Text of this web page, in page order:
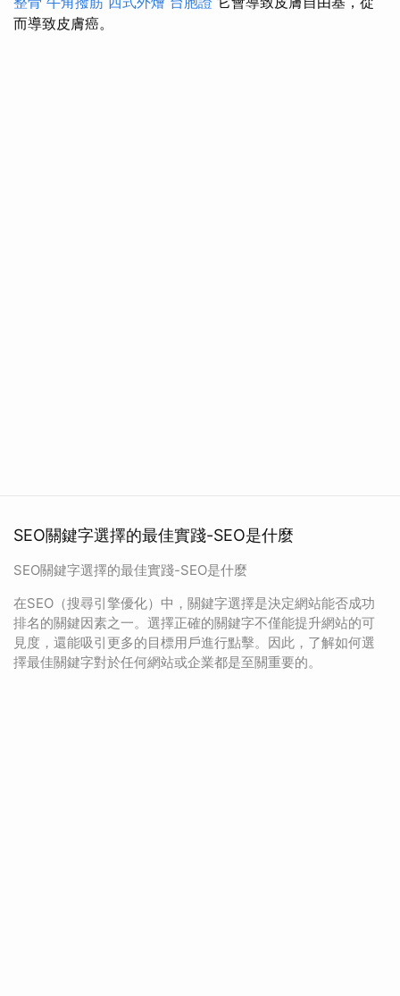
而導致皮膚癌。
SEO關鍵字選擇的最佳實踐-SEO是什麼
SEO關鍵字選擇的最佳實踐-SEO是什麼
在SEO（搜尋引擎優化）中，關鍵字選擇是決定網站能否成功
排名的關鍵因素之一。選擇正確的關鍵字不僅能提升網站的可
見度，還能吸引更多的目標用戶進行點擊。因此，了解如何選
擇最佳關鍵字對於任何網站或企業都是至關重要的。